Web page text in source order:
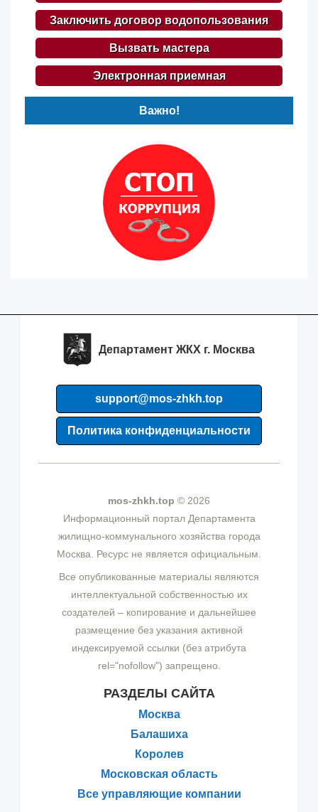
Заключить договор водопользования
Вызвать мастера
Электронная приемная
Важно!
Департамент ЖКХ г. Москва
support@mos-zhkh.top
Политика конфиденциальности
mos-zhkh.top © 2026
Информационный портал Департамента
жилищно-коммунального хозяйства города
Москва. Ресурс не является официальным.
Все опубликованные материалы являются
интеллектуальной собственностью их
создателей – копирование и дальнейшее
размещение без указания активной
индексируемой ссылки (без атрибута
rel="nofollow") запрещено.
РАЗДЕЛЫ САЙТА
Москва
Балашиха
Королев
Московская область
Все управляющие компании